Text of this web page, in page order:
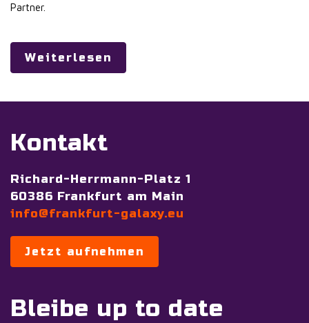
Partner.
Weiterlesen
Kontakt
Richard-Herrmann-Platz 1
60386 Frankfurt am Main
info@frankfurt-galaxy.eu
Jetzt aufnehmen
Bleibe up to date